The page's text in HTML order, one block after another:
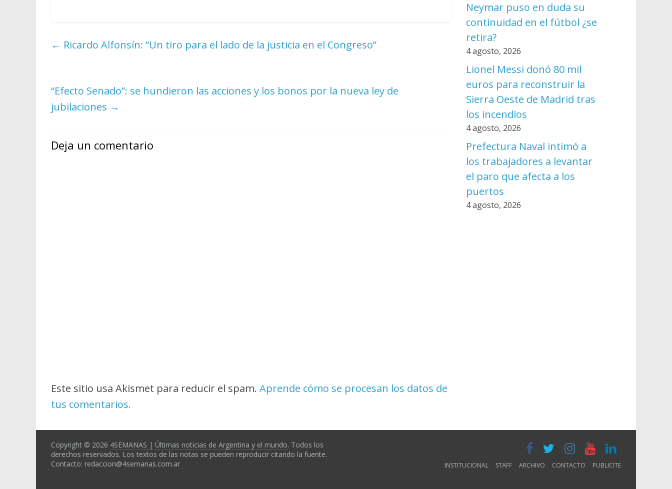
← Ricardo Alfonsín: “Un tiro para el lado de la justicia en el Congreso”
“Efecto Senado”: se hundieron las acciones y los bonos por la nueva ley de
jubilaciones →
Deja un comentario
Este sitio usa Akismet para reducir el spam. Aprende cómo se procesan los datos de
tus comentarios.
Neymar puso en duda su
continuidad en el fútbol ¿se
retira?
4 agosto, 2026
Lionel Messi donó 80 mil
euros para reconstruir la
Sierra Oeste de Madrid tras
los incendios
4 agosto, 2026
Prefectura Naval intimó a
los trabajadores a levantar
el paro que afecta a los
puertos
4 agosto, 2026
INSTITUCIONAL STAFF ARCHIVO CONTACTO PUBLICITE
Copyright © 2026 4SEMANAS | Últimas noticias de Argentina y el mundo. Todos los
derechos reservados. Los textos de las notas se pueden reproducir citando la fuente.
Contacto: redaccion@4semanas.com.ar